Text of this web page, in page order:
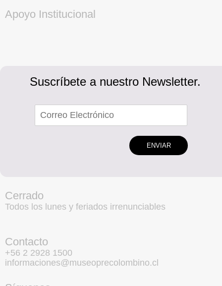
Apoyo Institucional
Suscríbete a nuestro Newsletter.
ENVIAR
Cerrado
Todos los lunes y feriados irrenunciables
Contacto
+56 2 2928 1500
informaciones@museoprecolombino.cl